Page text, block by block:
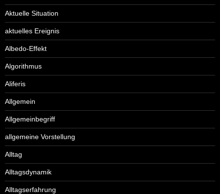
Aktuelle Situation
aktuelles Ereignis
Albedo-Effekt
Algorithmus
Aliferis
Allgemein
Allgemeinbegriff
allgemeine Vorstellung
Alltag
Alltagsdynamik
Alltagserfahrung